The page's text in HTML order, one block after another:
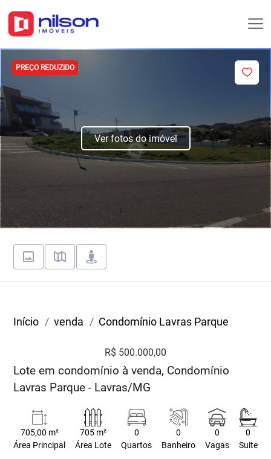
PREÇO REDUZIDO
Ver fotos do imóvel
Início venda Condomínio Lavras Parque
R$ 500.000,00
Lote em condomínio à venda, Condomínio
Lavras Parque - Lavras/MG
705,00 m²
Área Principal
705 m²
Área Lote
0
Quartos
0
Banheiro
0
Vagas
0
Suite